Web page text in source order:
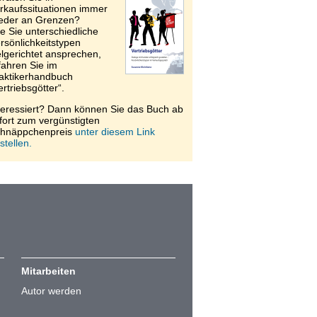
immer
an Grenzen?
Sie unterschiedliche
ansprechen,
Sie im
Dann können Sie das Buch ab
zum vergünstigten
unter diesem Link
Mitarbeiten
Autor werden